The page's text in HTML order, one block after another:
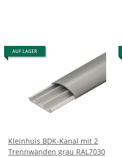
AUF LAGER
Kleinhuis BDK-Kanal mit 2
Trennwänden grau RAL7030